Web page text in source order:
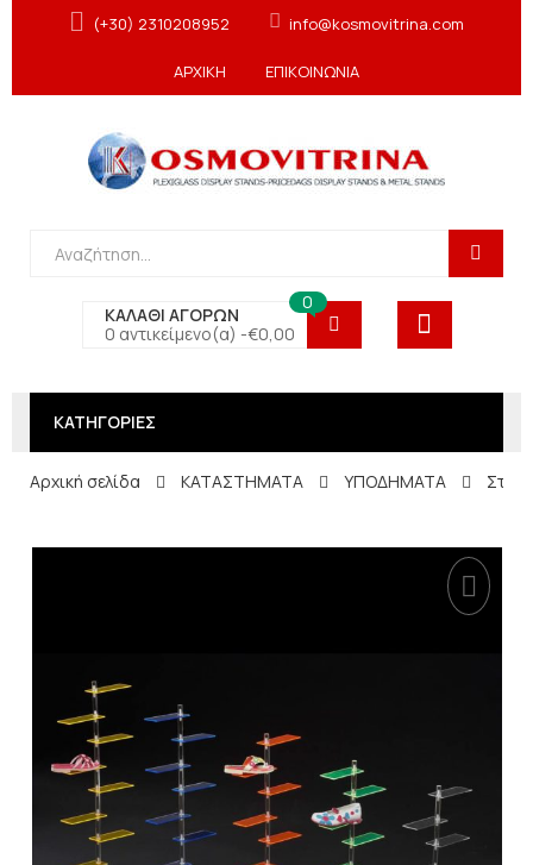
(+30) 2310208952 info@kosmovitrina.com
ΑΡΧΙΚΗ ΕΠΙΚΟΙΝΩΝΙΑ
ΚΑΛΑΘΙ ΑΓΟΡΩΝ
0 αντικείμενο(α) -€0,00
0
ΚΑΤΗΓΟΡΙΕΣ
Αρχική σελίδα ΚΑΤΑΣΤΗΜΑΤΑ ΥΠΟΔΗΜΑΤΑ